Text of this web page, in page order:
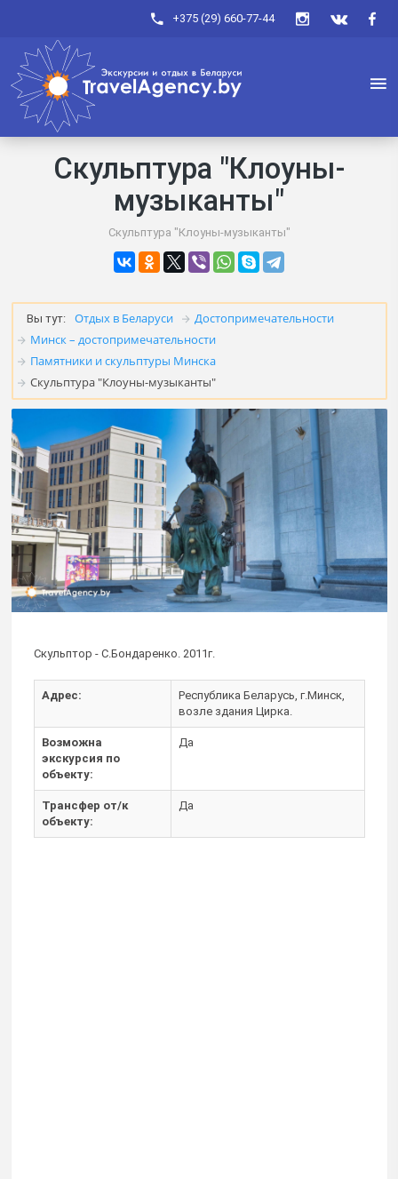
+375 (29) 660-77-44
Скульптура "Клоуны-
музыканты"
Скульптура "Клоуны-музыканты"
Вы тут: Отдых в Беларуси
Достопримечательности
Минск – достопримечательности
Памятники и скульптуры Минска
Скульптура "Клоуны-музыканты"
Скульптор - С.Бондаренко. 2011г.
Адрес:
Республика Беларусь, г.Минск,
возле здания Цирка.
Возможна
экскурсия по
объекту:
Да
Трансфер от/к
объекту:
Да